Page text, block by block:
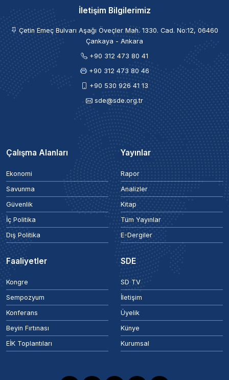
İletişim Bilgilerimiz
Çetin Emeç Bulvarı Aşağı Öveçler Mah. 1330. Cad. No:12, 06460
Çankaya - Ankara
+90 312 473 80 41
+90 312 473 80 46
+90 530 926 41 13
sde@sde.org.tr
Çalışma Alanları
Ekonomi
Savunma
Güvenlik
İç Politika
Dış Politika
Yayınlar
Rapor
Analizler
Kitap
Tüm Yayınlar
E-Dergiler
Faaliyetler
Kongre
Sempozyum
Konferans
Beyin Fırtınası
EİK Toplantıları
SDE
SD TV
İletişim
Üyelik
Künye
Kurumsal